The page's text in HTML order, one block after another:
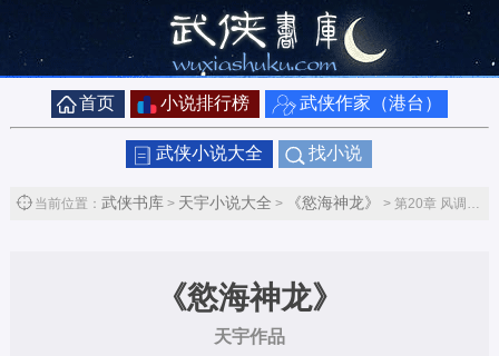
首页 小说排行榜 武侠作家（港台）
武侠小说大全 找小说
当前位置： 武侠书库> 天宇小说大全 > 《慾海神龙》 > 第20章 风调雨顺第2节
《慾海神龙》
天宇作品